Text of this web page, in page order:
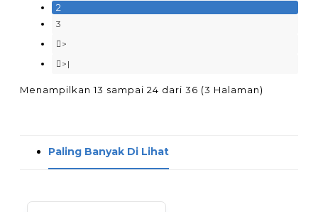
2
3
>
>|
Menampilkan 13 sampai 24 dari 36 (3 Halaman)
Paling Banyak Di Lihat